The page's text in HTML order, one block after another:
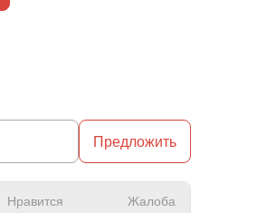
Предложить
Нравится Жалоба